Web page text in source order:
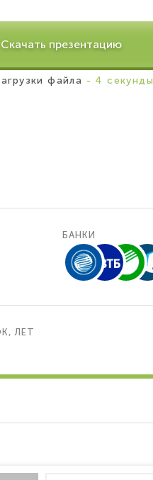
Скачать презентацию
файла - 4 секунды
БАНКИ
ЛЕТ